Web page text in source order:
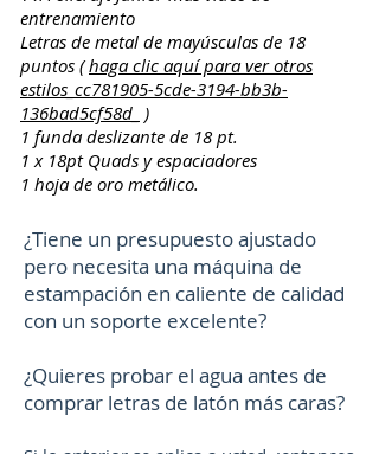
entrenamiento
Letras de metal de mayúsculas de 18
puntos (haga clic aquí para ver otros
estilos_cc781905-5cde-3194-bb3b-
136bad5cf58d_ )
1 funda deslizante de 18 pt.
1 x 18pt Quads y espaciadores
1 hoja de oro metálico.
¿Tiene un presupuesto ajustado
pero necesita una máquina de
estampación en caliente de calidad
con un soporte excelente?
¿Quieres probar el agua antes de
comprar letras de latón más caras?